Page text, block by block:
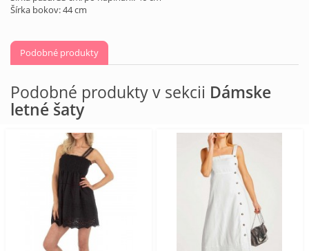
Šírka bokov: 44 cm
Podobné produkty
Podobné produkty v sekcii Dámske
letné šaty